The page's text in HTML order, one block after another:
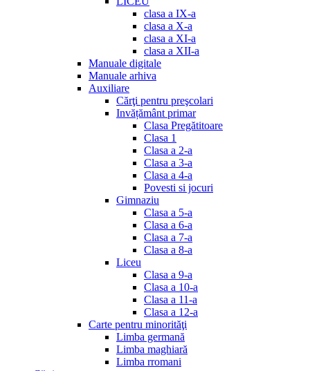
clasa a IX-a
clasa a X-a
clasa a XI-a
clasa a XII-a
Manuale digitale
Manuale arhiva
Auxiliare
Cărţi pentru preşcolari
Invățământ primar
Clasa Pregătitoare
Clasa 1
Clasa a 2-a
Clasa a 3-a
Clasa a 4-a
Povesti si jocuri
Gimnaziu
Clasa a 5-a
Clasa a 6-a
Clasa a 7-a
Clasa a 8-a
Liceu
Clasa a 9-a
Clasa a 10-a
Clasa a 11-a
Clasa a 12-a
Carte pentru minorităţi
Limba germană
Limba maghiară
Limba rromani